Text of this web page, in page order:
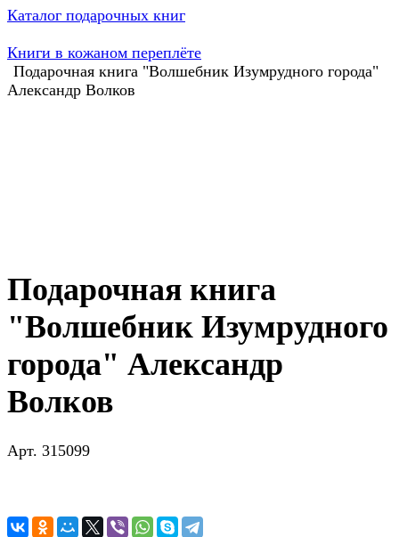
Каталог подарочных книг
Книги в кожаном переплёте
Подарочная книга "Волшебник Изумрудного города"
Александр Волков
Подарочная книга
"Волшебник Изумрудного
города" Александр
Волков
Арт. 315099